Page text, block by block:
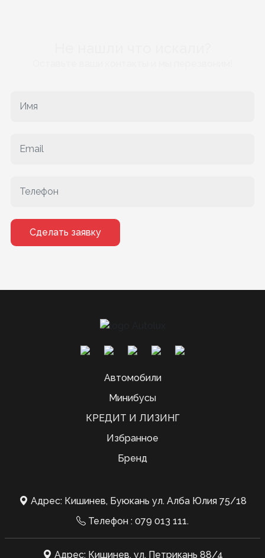
Сделать заявку
Автомобили
Минибусы
КРЕДИТ И ЛИЗИНГ
Избранное
Бренд
Адрес: Кишинев, Буюкань ул. Алба Юлия 75/18
Телефон : 079 013 111.
Адрес: Кишинев, ул. Петрикань 88/4